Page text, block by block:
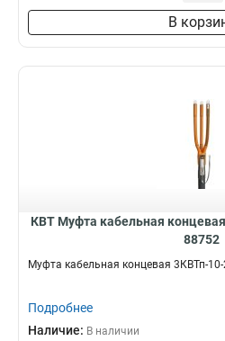
В
КВТ Муфта кабельная
88752
Муфта кабельная концевая 3КВТп-
Подробнее
Наличие: В наличии